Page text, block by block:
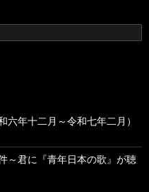
年十二月～令和七年二月）
～君に『青年日本の歌』が聴